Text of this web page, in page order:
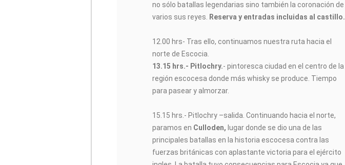
no sólo batallas legendarias sino también la coronación de
varios sus reyes. Reserva y entradas incluidas al castillo.
12.00 hrs- Tras ello, continuamos nuestra ruta hacia el
norte de Escocia.
13.15 hrs.- Pitlochry.- pintoresca ciudad en el centro de la
región escocesa donde más whisky se produce. Tiempo
para pasear y almorzar.
15.15 hrs.- Pitlochry –salida. Continuando hacia el norte,
paramos en Culloden, lugar donde se dio una de las
principales batallas en la historia escocesa contra las
fuerzas británicas con aplastante victoria para el ejército